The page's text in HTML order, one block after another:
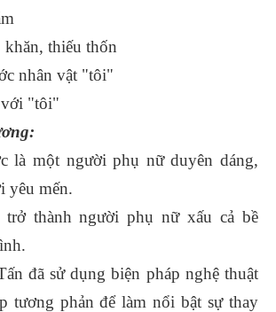
thiếu thốn
nhân vật "tôi"
"tôi"
là một người phụ nữ duyên dáng,
yêu mến.
trở thành người phụ nữ xấu cả bề
đã sử dụng biện pháp nghệ thuật
tương phản để làm nổi bật sự thay